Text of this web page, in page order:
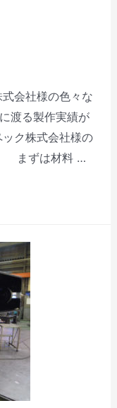
会社様の色々な
渡る製作実績が
ク株式会社様の
まずは材料 …